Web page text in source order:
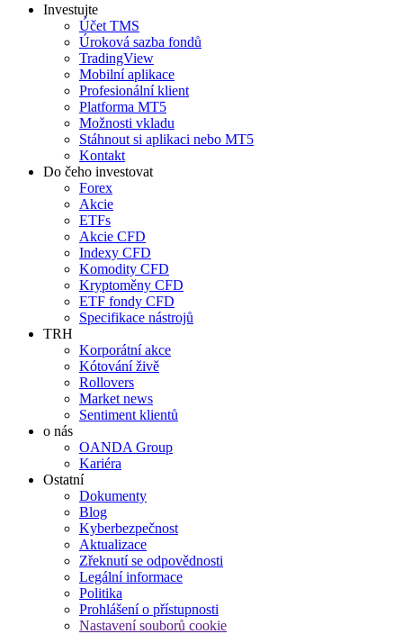
Investujte
Účet TMS
Úroková sazba fondů
TradingView
Mobilní aplikace
Profesionální klient
Platforma MT5
Možnosti vkladu
Stáhnout si aplikaci nebo MT5
Kontakt
Do čeho investovat
Forex
Akcie
ETFs
Akcie CFD
Indexy CFD
Komodity CFD
Kryptoměny CFD
ETF fondy CFD
Specifikace nástrojů
TRH
Korporátní akce
Kótování živě
Rollovers
Market news
Sentiment klientů
o nás
OANDA Group
Kariéra
Ostatní
Dokumenty
Blog
Kyberbezpečnost
Aktualizace
Zřeknutí se odpovědnosti
Legální informace
Politika
Prohlášení o přístupnosti
Nastavení souborů cookie